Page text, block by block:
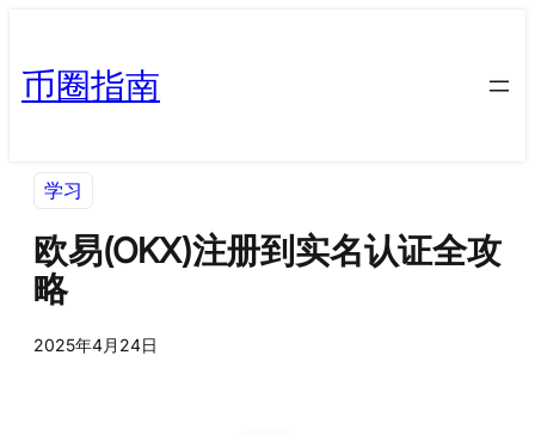
币圈指南
学习
欧易(OKX)注册到实名认证全攻
略
2025年4月24日